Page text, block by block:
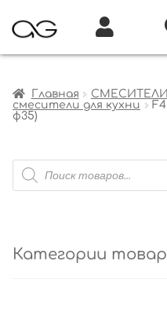
Главная СМЕСИТЕЛИ
смесители для кухни
ф35)
Поиск
товаров
Категории